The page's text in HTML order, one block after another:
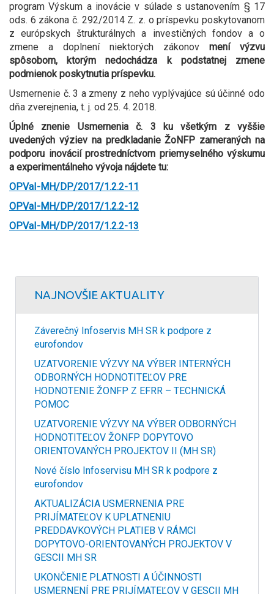
program Výskum a inovácie v súlade s ustanovením § 17
ods. 6 zákona č. 292/2014 Z. z. o príspevku poskytovanom
z európskych štrukturálnych a investičných fondov a o
zmene a doplnení niektorých zákonov mení výzvu
spôsobom, ktorým nedochádza k podstatnej zmene
podmienok poskytnutia príspevku.
Usmernenie č. 3 a zmeny z neho vyplývajúce sú účinné odo
dňa zverejnenia, t. j. od 25. 4. 2018.
Úplné znenie Usmernenia č. 3 ku všetkým z vyššie
uvedených výziev na predkladanie ŽoNFP zameraných na
podporu inovácií prostredníctvom priemyselného výskumu
a experimentálneho vývoja nájdete tu:
OPVaI-MH/DP/2017/1.2.2-11
OPVaI-MH/DP/2017/1.2.2-12
OPVaI-MH/DP/2017/1.2.2-13
NAJNOVŠIE AKTUALITY
Záverečný Infoservis MH SR k podpore z
eurofondov
UZATVORENIE VÝZVY NA VÝBER INTERNÝCH
ODBORNÝCH HODNOTITEĽOV PRE
HODNOTENIE ŽONFP Z EFRR – TECHNICKÁ
POMOC
UZATVORENIE VÝZVY NA VÝBER ODBORNÝCH
HODNOTITEĽOV ŽONFP DOPYTOVO
ORIENTOVANÝCH PROJEKTOV II (MH SR)
Nové číslo Infoservisu MH SR k podpore z
eurofondov
AKTUALIZÁCIA USMERNENIA PRE
PRIJÍMATEĽOV K UPLATNENIU
PREDDAVKOVÝCH PLATIEB V RÁMCI
DOPYTOVO-ORIENTOVANÝCH PROJEKTOV V
GESCII MH SR
UKONČENIE PLATNOSTI A ÚČINNOSTI
USMERNENÍ PRE PRIJÍMATEĽOV V GESCII MH